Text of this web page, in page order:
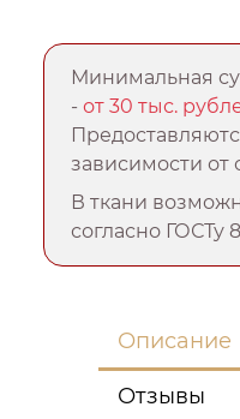
Минимальная
-от 30 тыс.
зависимости от
В ткани
согласно ГОСТу
Описание
Отзывы